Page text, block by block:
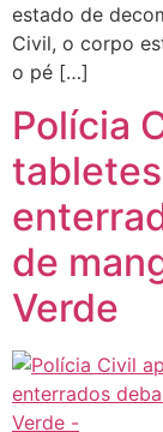
estado de
Civil, o corpo
o pé […]
Polícia
de
Verde